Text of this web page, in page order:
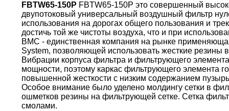
FBTW65-150P FBTW65-150P это совершенный
двупотоковый универсальный воздушный фильтр
использования на дорогах общего пользования и
достичь той же чистоты воздуха, что и при
BMC - единственная компания на рынке
System, позволяющей использовать жесткие резины
Вибрации корпуса фильтра и фильтрующего
мощности, поэтому каркас фильтрующего элемента
повышенной жесткости с низким содержанием
Особое внимание было уделено молдингу сетки в
ошметков резины на фильтрующей сетке. Сетка
смолами.